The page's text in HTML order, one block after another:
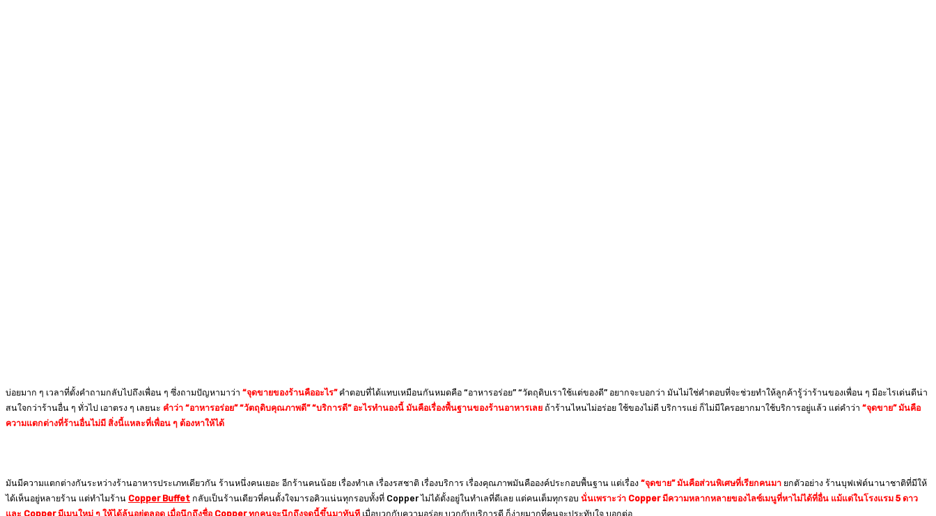
บ่อยมาก ๆ เวลาที่ตั้งคำถามกลับไปถึงเพื่อน ๆ ซึ่งถามปัญหามาว่า “จุดขายของร้านคืออะไร”คำตอบที่ได้แทบเหมือนกันหมดคือ “อาหารอร่อย” “วัตถุดิบเราใช้แต่ของดี” อยากจะบอกว่า มันไม่ใช่คำตอบที่จะช่วยทำให้ลูกค้ารู้ว่าร้านของเพื่อน ๆ มีอะไรเด่นดีน่า
สนใจกว่าร้านอื่น ๆ ทั่วไป เอาตรง ๆ เลยนะ คำว่า “อาหารอร่อย” “วัตถุดิบคุณภาพดี” “บริการดี” อะไรทำนองนี้ มันคือเรื่องพื้นฐานของร้านอาหารเลย ถ้าร้านไหนไม่อร่อย ใช้ของไม่ดี บริการแย่ ก็ไม่มีใครอยากมาใช้บริการอยู่แล้ว แต่คำว่า “จุดขาย” มันคือ
ความแตกต่างที่ร้านอื่นไม่มี สิ่งนี้แหละที่เพื่อน ๆ ต้องหาให้ได้
มันมีความแตกต่างกันระหว่างร้านอาหารประเภทเดียวกัน ร้านหนึ่งคนเยอะ อีกร้านคนน้อย เรื่องทำเล เรื่องรสชาติ เรื่องบริการ เรื่องคุณภาพมันคือองค์ประกอบพื้นฐาน แต่เรื่อง “จุดขาย” มันคือส่วนพิเศษที่เรียกคนมา ยกตัวอย่าง ร้านบุฟเฟ่ต์นานาชาติที่มีให้
ได้เห็นอยู่หลายร้าน แต่ทำไมร้าน Copper Buffet กลับเป็นร้านเดียวที่คนตั้งใจมารอคิวแน่นทุกรอบทั้งที่ Copper ไม่ได้ตั้งอยู่ในทำเลที่ดีเลย แต่คนเต็มทุกรอบ นั่นเพราะว่า Copper มีความหลากหลายของไลซ์เมนูที่หาไม่ได้ที่อื่น แม้แต่ในโรงแรม 5 ดาว
และ Copper มีเมนูใหม่ ๆ ให้ได้ลุ้นอยู่ตลอด เมื่อนึกถึงชื่อ Copper ทุกคนจะนึกถึงจุดนี้ขึ้นมาทันที เมื่อบวกกับความอร่อย บวกกับบริการดี ก็ง่ายมากที่คนจะประทับใจ บอกต่อ